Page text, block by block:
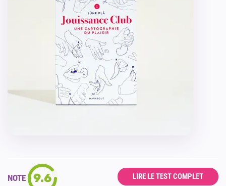
NOTE 9.6 LIRE LE TEST COMPLET